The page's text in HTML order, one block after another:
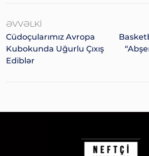
ƏVVƏLKI
Cüdoçularımız Avropa
Kubokunda Uğurlu Çıxış
Ediblər